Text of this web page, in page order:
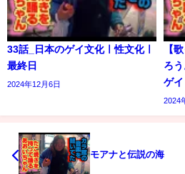
33話_日本のゲイ文化ㅣ性文化ㅣ
最終日
2024年12月6日
【
ろ
ゲ
2024
モアナと伝説の海